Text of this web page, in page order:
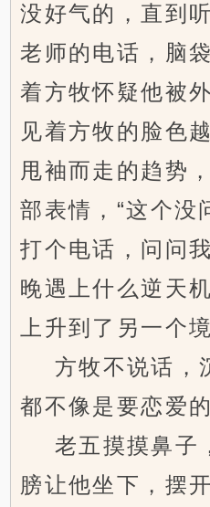
没好气的，直到
老师的电话，脑
着方牧怀疑他被
见着方牧的脸色
甩袖而走的趋势
部表情，“这个没
打个电话，问问
晚遇上什么逆天
上升到了另一个
方牧不说话，
都不像是要恋爱的
老五摸摸鼻子
膀让他坐下，摆